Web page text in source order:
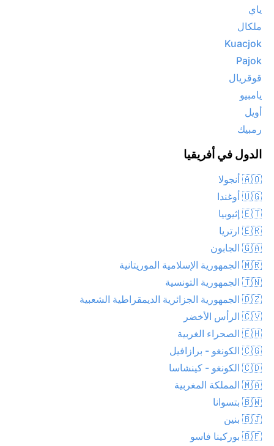
ياي
ملكال
Kuacjok
Pajok
قوقريال
يامبيو
أويل
رمبيك
الدول في أفريقيا
🇦🇴 أنجولا
🇺🇬 أوغندا
🇪🇹 إثيوبيا
🇪🇷 ارتريا
🇬🇦 الجابون
🇲🇷 الجمهورية الإسلامية الموريتانية
🇹🇳 الجمهورية التونسية
🇩🇿 الجمهورية الجزائرية الديمقراطية الشعبية
🇨🇻 الرأس الأخضر
🇪🇭 الصحراء الغربية
🇨🇬 الكونغو - برازافيل
🇨🇩 الكونغو - كينشاسا
🇲🇦 المملكة المغربية
🇧🇼 بتسوانا
🇧🇯 بنين
🇧🇫 بوركينا فاسو